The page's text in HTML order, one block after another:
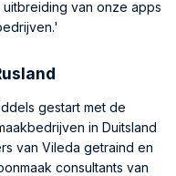
van onze apps
gestart met de
in Duitsland
van Vileda getraind en
consultants van